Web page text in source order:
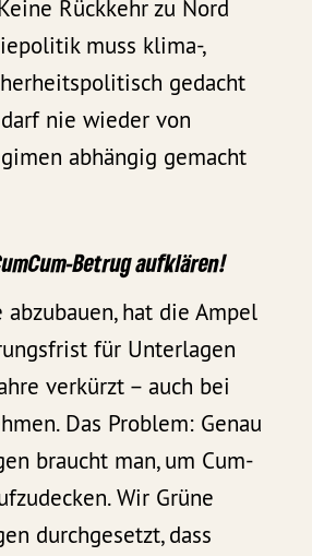
Rückkehr zu Nord
muss klima-,
gedacht
nie wieder von
abhängig gemacht
Betrug aufklären!
hat die Ampel
für Unterlagen
verkürzt – auch bei
Das Problem: Genau
braucht man, um Cum-
Wir Grüne
durchgesetzt, dass